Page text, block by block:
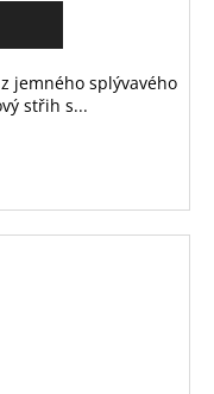
jemného splývavého
střih s...